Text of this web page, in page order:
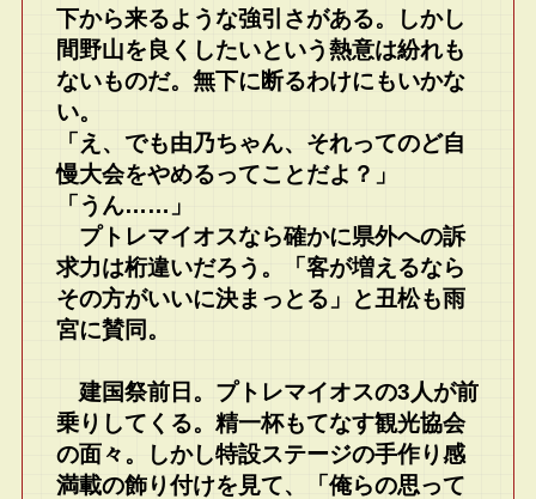
下から来るような強引さがある。しかし
間野山を良くしたいという熱意は紛れも
ないものだ。無下に断るわけにもいかな
い。
「え、でも由乃ちゃん、それってのど自
慢大会をやめるってことだよ？」
「うん……」
プトレマイオスなら確かに県外への訴
求力は桁違いだろう。「客が増えるなら
その方がいいに決まっとる」と丑松も雨
宮に賛同。
建国祭前日。プトレマイオスの3人が前
乗りしてくる。精一杯もてなす観光協会
の面々。しかし特設ステージの手作り感
満載の飾り付けを見て、「俺らの思って